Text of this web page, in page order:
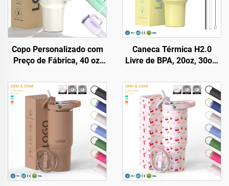
Copo Personalizado com
Preço de Fábrica, 40 oz,
Aço Inoxidável, Dupla
Parede, Copo Térmico de
Viagem com Alça e Tampa
Caneca Térmica H2.0
Livre de BPA, 20oz, 30oz,
Tampa com 3 Posições
para Viagem, Copo de Aço
Inoxidável Isolado